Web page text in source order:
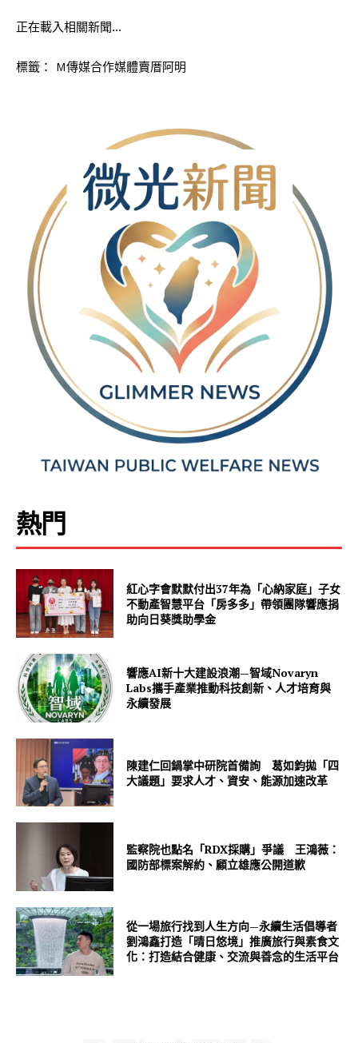
正在載入相關新聞…
標籤： M傳媒合作媒體賣厝阿明
熱門
紅心字會默默付出37年為「心納家庭」子女
不動產智慧平台「房多多」帶領團隊響應捐
助向日葵獎助學金
響應AI新十大建設浪潮—智域Novaryn
Labs攜手產業推動科技創新、人才培育與
永續發展
陳建仁回鍋掌中研院首備詢 葛如鈞拋「四
大議題」要求人才、資安、能源加速改革
監察院也點名「RDX採購」爭議 王鴻薇：
國防部標案解約、顧立雄應公開道歉
從一場旅行找到人生方向—永續生活倡導者
劉鴻鑫打造「晴日悠境」推廣旅行與素食文
化：打造結合健康、交流與善念的生活平台